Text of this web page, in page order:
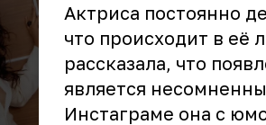
Актриса постоянно
что происходит в её
рассказала, что
является
Инстаграме она с